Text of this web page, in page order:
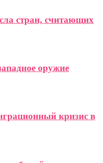
стран, считающих
оружие
кризис в